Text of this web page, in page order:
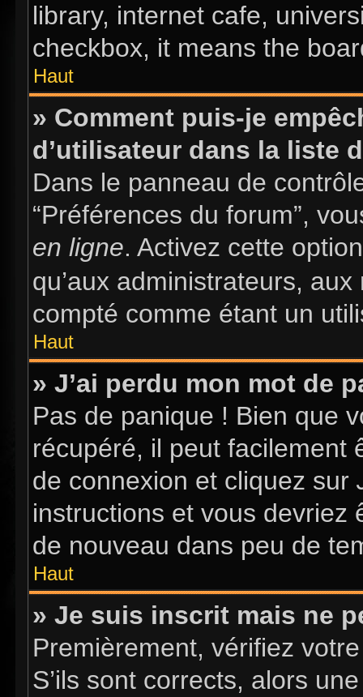
library, internet cafe,
checkbox, it means the
Haut
» Comment puis-je
d’utilisateur dans la liste
Dans le panneau de
“Préférences du forum”,
en ligne. Activez cette
qu’aux administrateurs,
compté comme étant un
Haut
» J’ai perdu mon mot de
Pas de panique ! Bien que
récupéré, il peut facilement
de connexion et cliquez sur
instructions et vous devriez
de nouveau dans peu de
Haut
» Je suis inscrit mais ne
Premièrement, vérifiez
S’ils sont corrects, alors